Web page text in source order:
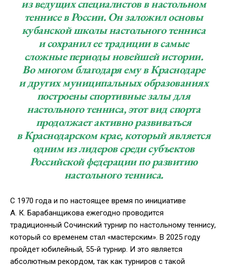
из ведущих специалистов в настольном
теннисе в России. Он заложил основы
кубанской школы настольного тенниса
и сохранил ее традиции в самые
сложные периоды новейшей истории.
Во многом благодаря ему в Краснодаре
и других муниципальных образованиях
построены спортивные залы для
настольного тенниса, этот вид спорта
продолжает активно развиваться
в Краснодарском крае, который является
одним из лидеров среди субъектов
Российской федерации по развитию
настольного тенниса.
С 1970 года и по настоящее время по инициативе
А. К. Барабанщикова ежегодно проводится
традиционный Сочинский турнир по настольному теннису,
который со временем стал «мастерским». В 2025 году
пройдет юбилейный, 55-й турнир. И это является
абсолютным рекордом, так как турниров с такой